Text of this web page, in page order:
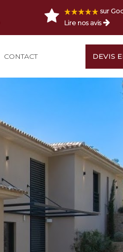
sur
Lire nos avis
CONTACT DEVIS